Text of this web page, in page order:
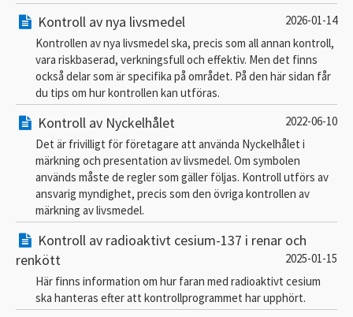
Kontroll av nya livsmedel
2026-01-14
Kontrollen av nya livsmedel ska, precis som all annan kontroll,
vara riskbaserad, verkningsfull och effektiv. Men det finns
också delar som är specifika på området. På den här sidan får
du tips om hur kontrollen kan utföras.
Kontroll av Nyckelhålet
2022-06-10
Det är frivilligt för företagare att använda Nyckelhålet i
märkning och presentation av livsmedel. Om symbolen
används måste de regler som gäller följas. Kontroll utförs av
ansvarig myndighet, precis som den övriga kontrollen av
märkning av livsmedel.
Kontroll av radioaktivt cesium-137 i renar och
renkött
2025-01-15
Här finns information om hur faran med radioaktivt cesium
ska hanteras efter att kontrollprogrammet har upphört.